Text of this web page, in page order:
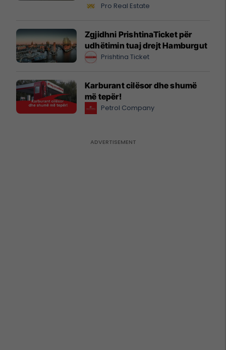
biznesit #16068
Pro Real Estate
Zgjidhni PrishtinaTicket për
udhëtimin tuaj drejt Hamburgut
Prishtina Ticket
Karburant cilësor dhe shumë
më tepër!
Petrol Company